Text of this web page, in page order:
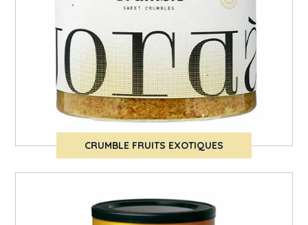
CRUMBLE FRUITS EXOTIQUES